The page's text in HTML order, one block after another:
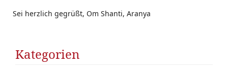
Sei herzlich gegrüßt, Om Shanti, Aranya
Kategorien